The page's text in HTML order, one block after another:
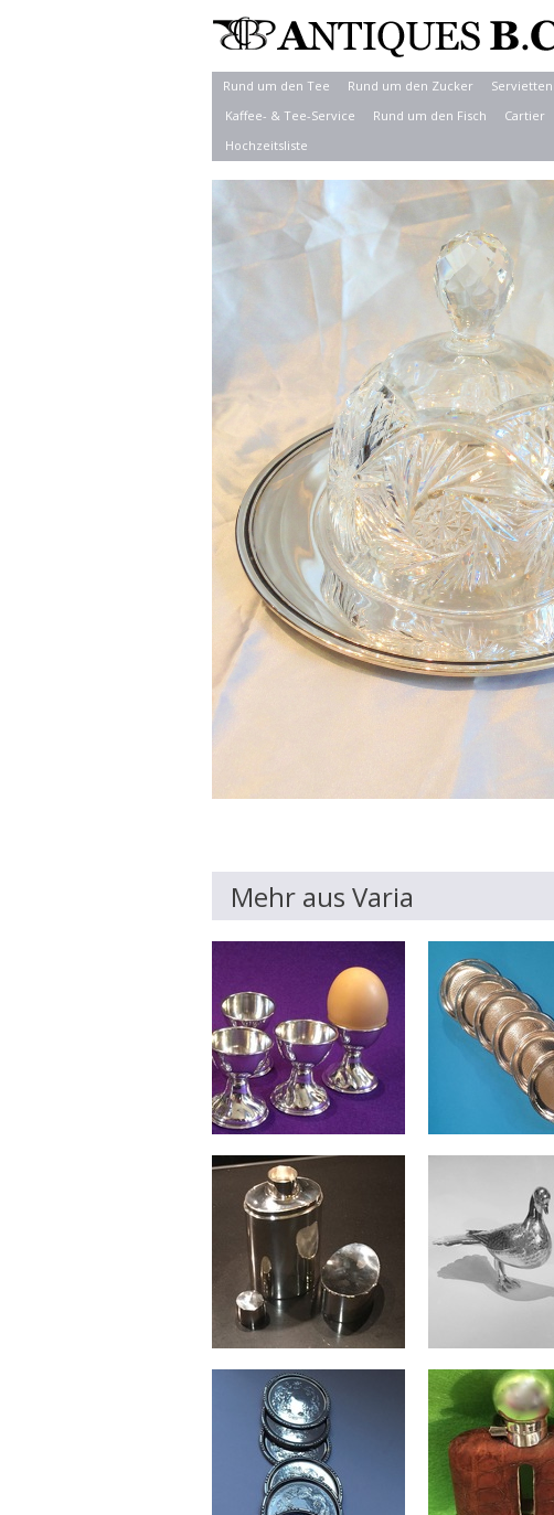
Rund um den Tee Rund um den Zucker
Kaffee- & Tee-Service
Rund um den Fisch Cartier
Hochzeitsliste
Mehr aus Varia